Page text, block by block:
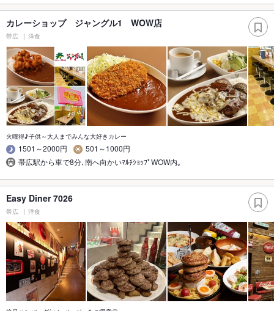
カレーショップ ジャングル1 WOW店
帯広 洋食
火曜得♪子供～大人までみんな大好きカレー
1501～2000円
501～1000円
帯広駅から車で8分､南へ向かいﾏﾙﾁｼｮｯﾌﾟWOW内｡
Easy Diner 7026
帯広 洋食